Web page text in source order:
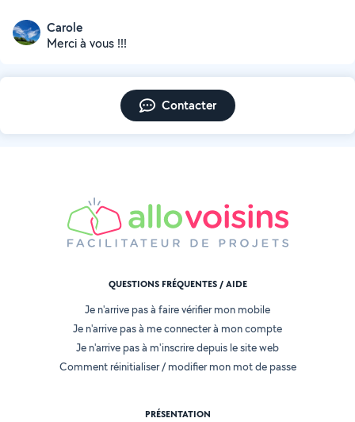
Carole
Merci à vous !!!
Contacter
QUESTIONS FRÉQUENTES / AIDE
Je n'arrive pas à faire vérifier mon mobile
Je n'arrive pas à me connecter à mon compte
Je n'arrive pas à m'inscrire depuis le site web
Comment réinitialiser / modifier mon mot de passe
PRÉSENTATION